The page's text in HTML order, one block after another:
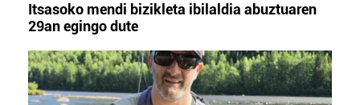
Itsasoko mendi bizikleta ibilaldia abuztuaren
29an egingo dute